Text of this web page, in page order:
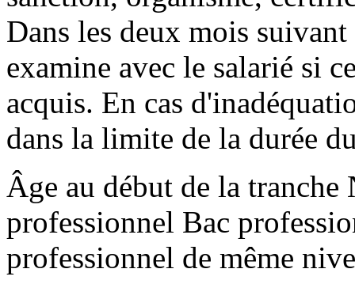
Dans les deux mois
examine avec le salarié si
acquis. En cas
dans la limite de la durée
Âge au début de la
professionnel Bac
professionnel de même